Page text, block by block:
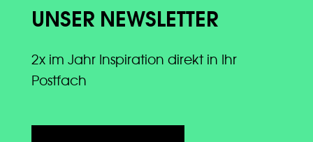
UNSER NEWSLETTER
2x im Jahr Inspiration direkt in Ihr
Postfach